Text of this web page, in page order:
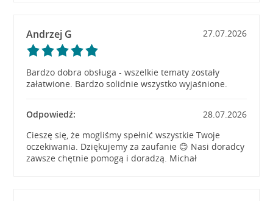
Andrzej G 27.07.2026
Bardzo dobra obsługa - wszelkie tematy zostały
załatwione. Bardzo solidnie wszystko wyjaśnione.
Odpowiedź:
28.07.2026
Cieszę się, że mogliśmy spełnić wszystkie Twoje
oczekiwania. Dziękujemy za zaufanie 😊 Nasi doradcy
zawsze chętnie pomogą i doradzą. Michał